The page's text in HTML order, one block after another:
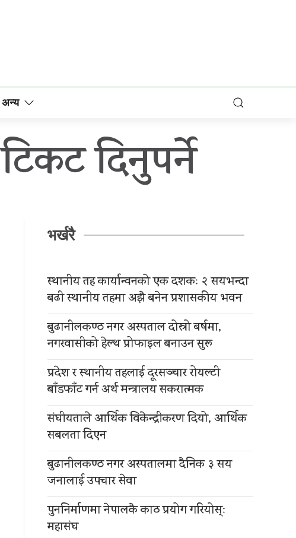
अन्य
दिनुपर्ने
भर्खरै
स्थानीय तह कार्यान्वनको एक दशकः २ सयभन्दा
बढी स्थानीय तहमा अझै बनेन प्रशासकीय भवन
बुढानीलकण्ठ नगर अस्पताल दोस्रो बर्षमा,
नगरवासीको हेल्थ प्रोफाइल बनाउन सुरू
प्रदेश र स्थानीय तहलाई दूरसञ्चार रोयल्टी
बाँडफाँट गर्न अर्थ मन्त्रालय सकरात्मक
संघीयताले आर्थिक विकेन्द्रीकरण दियो, आर्थिक
सबलता दिएन
बुढानीलकण्ठ नगर अस्पतालमा दैनिक ३ सय
जनालाई उपचार सेवा
पुननिर्माणमा नेपालकै काठ प्रयोग गरियोस्ः
महासंघ